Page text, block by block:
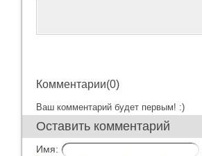
Комментарии(0)
Ваш комментарий будет первым! :)
Оставить комментарий
Имя: